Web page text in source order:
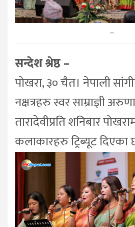
–
सन्देश श्रेष्ठ –
पोखरा, ३० चैत। नेपाली
नक्षत्रहरु स्वर साम्राज्ञी
तारादेवीप्रति शनिबार
कलाकारहरु ट्रिब्यूट दिएका